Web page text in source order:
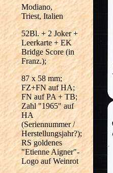
Modiano,
Triest, Italien
52Bl. + 2 Joker +
Leerkarte + EK
Bridge Score (in
Franz.);
87 x 58 mm;
FZ+FN auf HA;
FN auf PA + TB;
Zahl "1965" auf
HA
(Seriennummer /
Herstellungsjahr?);
RS goldenes
"Etienne Aigner"-
Logo auf Weinrot